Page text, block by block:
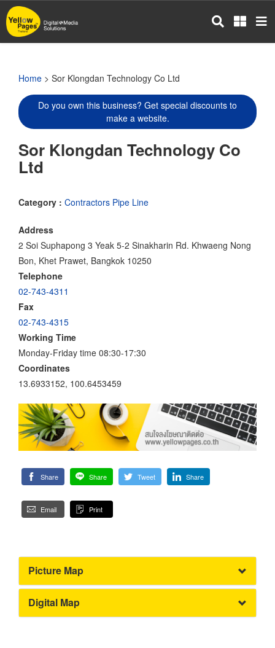
Skip
to
main
Home > Sor Klongdan Technology Co Ltd
Do you own this business? Get special discounts to
make a website.
Sor Klongdan Technology Co
Ltd
Category : Contractors Pipe Line
Address
2 Soi Suphapong 3 Yeak 5-2 Sinakharin Rd. Khwaeng Nong
Bon, Khet Prawet, Bangkok 10250
Telephone
02-743-4311
Fax
02-743-4315
Working Time
Monday-Friday time 08:30-17:30
Coordinates
13.6933152, 100.6453459
Share Share Tweet Share
Email Print
Picture Map
Digital Map